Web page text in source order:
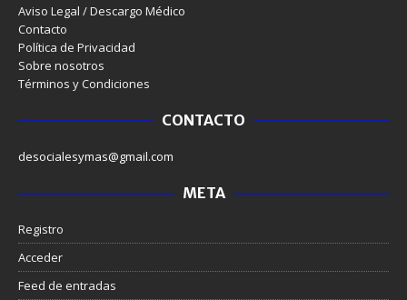
Aviso Legal / Descargo Médico
Contacto
Política de Privacidad
Sobre nosotros
Términos y Condiciones
CONTACTO
desocialesymas@gmail.com
META
Registro
Acceder
Feed de entradas